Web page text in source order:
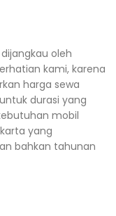
oleh
kami, karena
harga sewa
durasi yang
mobil
yang
bahkan tahunan